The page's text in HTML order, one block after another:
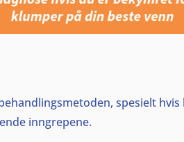
spesielt
inngrepene.